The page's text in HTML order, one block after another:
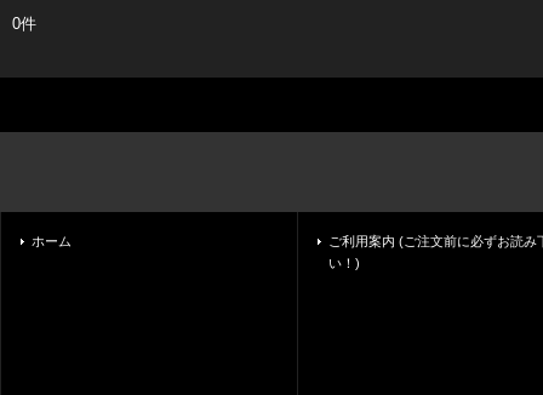
0件
ホーム
ご利用案内 (ご注文前に必ずお読み
い！)